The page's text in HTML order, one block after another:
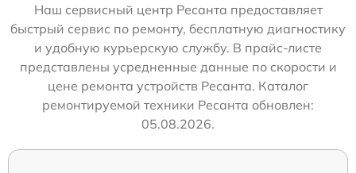
Наш сервисный центр Ресанта предоставляет
быстрый сервис по ремонту, бесплатную диагностику
и удобную курьерскую службу. В прайс-листе
представлены усредненные данные по скорости и
цене ремонта устройств Ресанта. Каталог
ремонтируемой техники Ресанта обновлен:
05.08.2026.